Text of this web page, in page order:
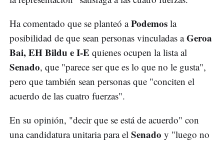
Ha comentado que se planteó aPodemos la
posibilidad de que sean personas vinculadas aGeroa
Bai, EH Bildu e I-E quienes ocupen la lista al
Senado, que "parece ser que es lo que no le gusta",
pero que también sean personas que "conciten el
acuerdo de las cuatro fuerzas".
En su opinión, "decir que se está de acuerdo" con
una candidatura unitaria para el Senado y "luego no